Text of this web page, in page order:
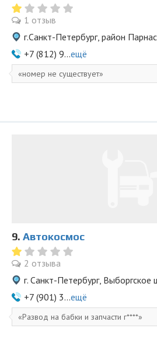
1 отзыв
г.Санкт-Петербург, район Парнас
+7 (812) 9...ещё
номер не существует
9. Автокосмос
2 отзыва
г. Санкт-Петербург, Выборгское
+7 (901) 3...ещё
Развод на бабки и запчасти г****